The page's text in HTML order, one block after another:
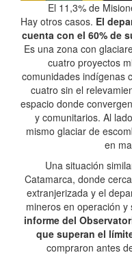
El 11,3% de
Hay otros casos. El
cuenta con el 60% de
Es una zona con
cuatro proyectos
comunidades indígenas
cuatro sin el
espacio donde
y comunitarios. Al
mismo glaciar de
en
Una situación
Catamarca, donde
extranjerizada y el
mineros en operación y
informe del
que superan el
compraron antes